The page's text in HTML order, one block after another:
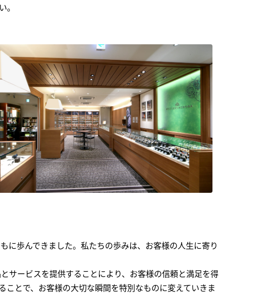
｡
に歩んできました。私たちの歩みは、お客様の人生に寄り
サービスを提供することにより、お客様の信頼と満足を得
とで、お客様の大切な瞬間を特別なものに変えていきま